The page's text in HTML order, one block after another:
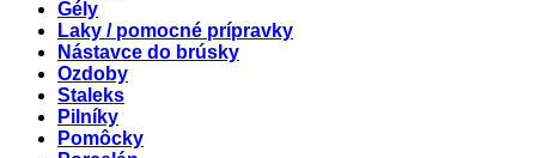
Gély
Laky / pomocné prípravky
Nástavce do brúsky
Ozdoby
Staleks
Pilníky
Pomôcky